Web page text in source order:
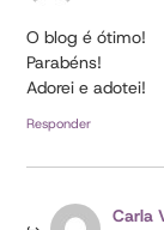
O blog é ótimo!
Parabéns!
Adorei e adotei!
Responder
Carla